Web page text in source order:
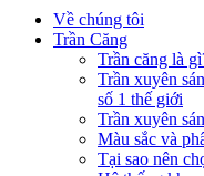
Về chúng tôi
Trần Căng
Trần căng là
Trần xuyên
số 1 thế giới
Trần xuyên
Màu sắc và
Tại sao nên